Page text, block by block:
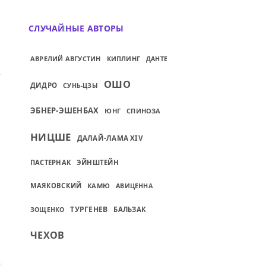
МУЖЧИН ЕДИНСТВЕННОЕ...
КАЖДЫЙ МУЖЧИНА ИМЕЕТ КАКИЕ-
СЛУЧАЙНЫЕ АВТОРЫ
АВРЕЛИЙ АВГУСТИН КИПЛИНГ ДАНТЕ
ДИДРО СУНЬ-ЦЗЫ ОШО
ЭБНЕР-ЭШЕНБАХ ЮНГ СПИНОЗА
НИЦШЕ ДАЛАЙ-ЛАМА XIV
ПАСТЕРНАК ЭЙНШТЕЙН
МАЯКОВСКИЙ КАМЮ АВИЦЕННА
ЗОЩЕНКО ТУРГЕНЕВ БАЛЬЗАК
ЧЕХОВ